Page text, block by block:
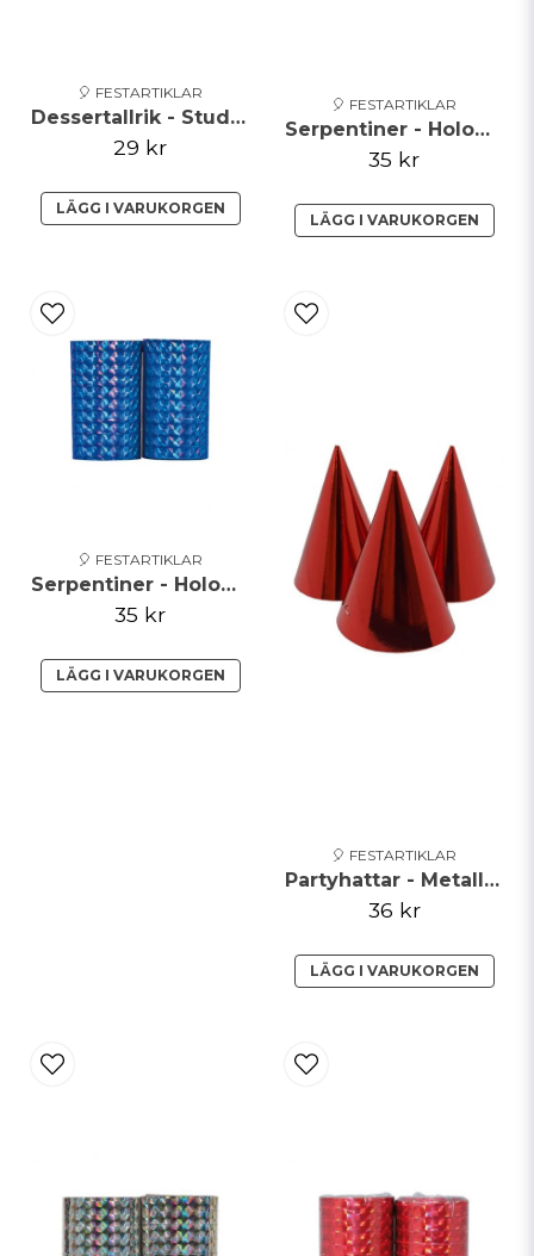
🎈 FESTARTIKLAR
Dessertallrik - Student - Blå
29 kr
LÄGG I VARUKORGEN
🎈 FESTARTIKLAR
Serpentiner - Holographic - Guld
35 kr
LÄGG I VARUKORGEN
🎈 FESTARTIKLAR
Serpentiner - Holographic - Blå
35 kr
LÄGG I VARUKORGEN
🎈 FESTARTIKLAR
Partyhattar - Metallic - Röd
36 kr
LÄGG I VARUKORGEN